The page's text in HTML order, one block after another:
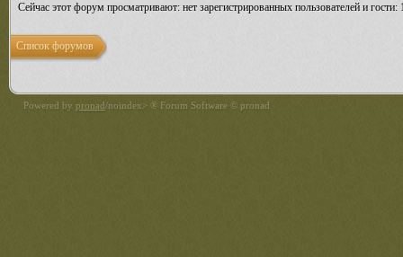
Сейчас этот форум просматривают: нет зарегистрированных пользователей и гости:
Список форумов
Powered by pronad/noindex> ® Forum Software © pronad